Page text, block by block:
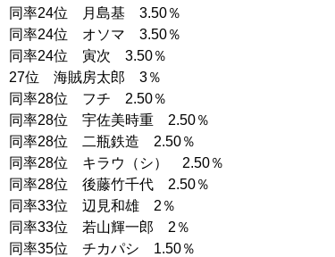
同率24位 月島基 3.50％
同率24位 オソマ 3.50％
同率24位 寅次 3.50％
27位 海賊房太郎 3％
同率28位 フチ 2.50％
同率28位 宇佐美時重 2.50％
同率28位 二瓶鉄造 2.50％
同率28位 キラウ（シ） 2.50％
同率28位 後藤竹千代 2.50％
同率33位 辺見和雄 2％
同率33位 若山輝一郎 2％
同率35位 チカパシ 1.50％